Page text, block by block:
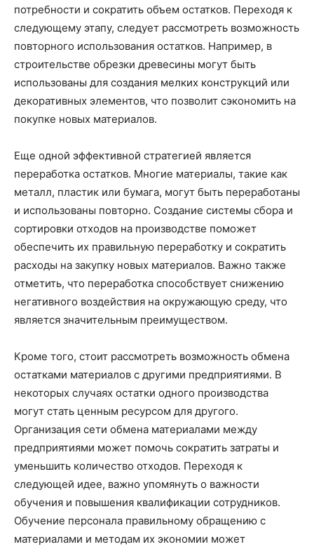
потребности и сократить объем остатков. Переходя к
следующему этапу, следует рассмотреть возможность
повторного использования остатков. Например, в
строительстве обрезки древесины могут быть
использованы для создания мелких конструкций или
декоративных элементов, что позволит сэкономить на
покупке новых материалов.
Еще одной эффективной стратегией является
переработка остатков. Многие материалы, такие как
металл, пластик или бумага, могут быть переработаны
и использованы повторно. Создание системы сбора и
сортировки отходов на производстве поможет
обеспечить их правильную переработку и сократить
расходы на закупку новых материалов. Важно также
отметить, что переработка способствует снижению
негативного воздействия на окружающую среду, что
является значительным преимуществом.
Кроме того, стоит рассмотреть возможность обмена
остатками материалов с другими предприятиями. В
некоторых случаях остатки одного производства
могут стать ценным ресурсом для другого.
Организация сети обмена материалами между
предприятиями может помочь сократить затраты и
уменьшить количество отходов. Переходя к
следующей идее, важно упомянуть о важности
обучения и повышения квалификации сотрудников.
Обучение персонала правильному обращению с
материалами и методам их экономии может